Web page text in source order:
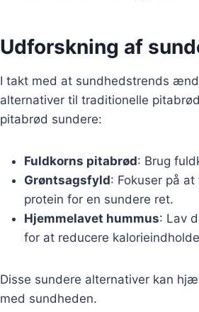
Udforskning af
I takt med at sundhedstrends
alternativer til traditionelle
pitabrød sundere:
Fuldkorns pitabrød: Brug
Grøntsagsfyld: Fokuser på
protein for en sundere ret.
Hjemmelavet hummus: Lav
for at reducere
Disse sundere alternativer kan
med sundheden.